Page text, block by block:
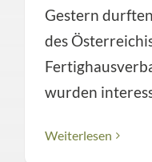
Gestern
des
wurden
Weiterlesen